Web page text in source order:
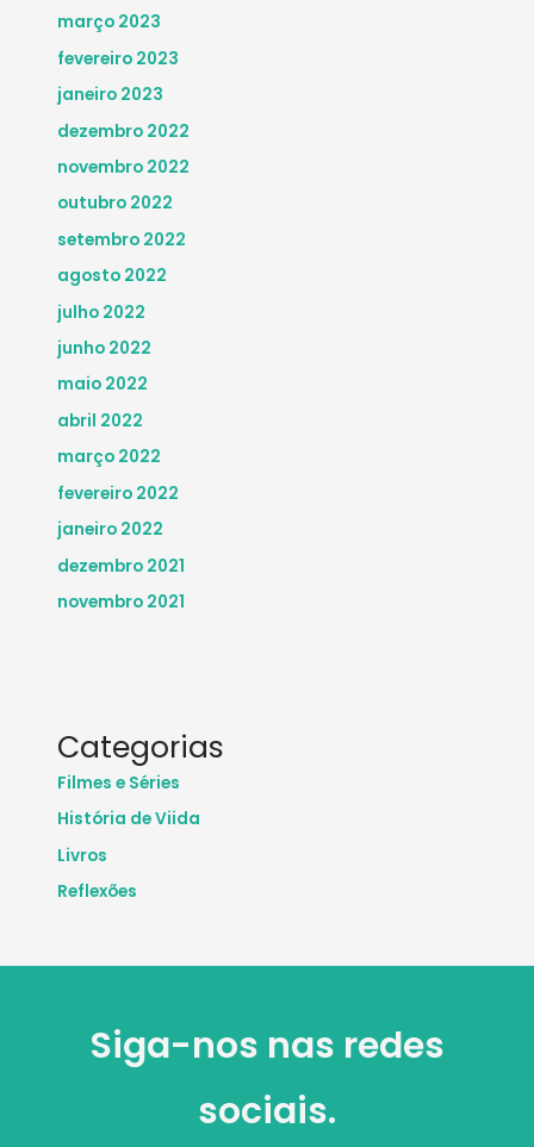
março 2023
fevereiro 2023
janeiro 2023
dezembro 2022
novembro 2022
outubro 2022
setembro 2022
agosto 2022
julho 2022
junho 2022
maio 2022
abril 2022
março 2022
fevereiro 2022
janeiro 2022
dezembro 2021
novembro 2021
Categorias
Filmes e Séries
História de Viida
Livros
Reflexões
Siga-nos nas redes
sociais.